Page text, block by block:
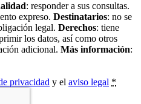
: responder a sus consultas.
expreso. Destinatarios: no se
legal. Derechos: tiene
los datos, así como otros
adicional. Más información:
privacidad y el aviso legal *